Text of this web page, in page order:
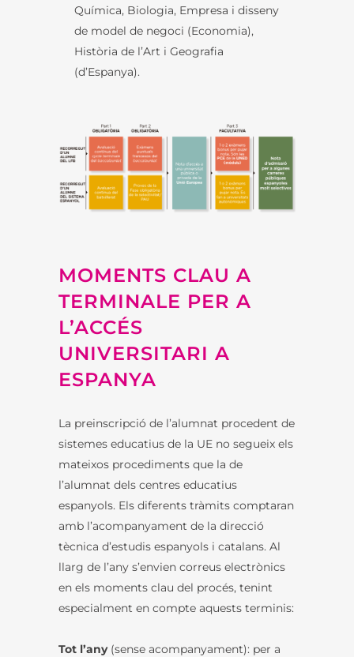
Química, Biologia, Empresa i disseny
de model de negoci (Economia),
Història de l’Art i Geografia
(d’Espanya).
MOMENTS CLAU A
TERMINALE PER A
L’ACCÉS
UNIVERSITARI A
ESPANYA
La preinscripció de l’alumnat procedent de
sistemes educatius de la UE no segueix els
mateixos procediments que la de
l’alumnat dels centres educatius
espanyols. Els diferents tràmits comptaran
amb l’acompanyament de la direcció
tècnica d’estudis espanyols i catalans. Al
llarg de l’any s’envien correus electrònics
en els moments clau del procés, tenint
especialment en compte aquests terminis:
Tot l’any(sense acompanyament): per a